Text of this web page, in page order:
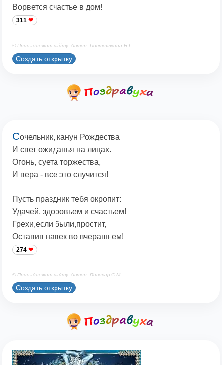
Ворвется счастье в дом!
311
© Принадлежит сайту. Автор: Постоялкина Н.Г.
Создать открытку
Сочельник, канун Рождества
И свет ожиданья на лицах.
Огонь, суета торжества,
И вера - все это случится!
Пусть праздник тебя окропит:
Удачей, здоровьем и счастьем!
Грехи,если были,простит,
Оставив навек во вчерашнем!
274
© Принадлежит сайту. Автор: Пивовар С.М.
Создать открытку